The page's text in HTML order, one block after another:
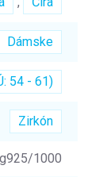
Dámske
54 - 61)
Zirkón
1000